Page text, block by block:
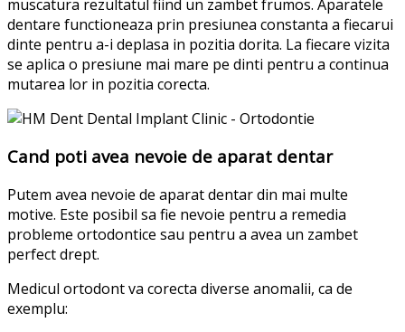
muscatura rezultatul fiind un zambet frumos. Aparatele
dentare functioneaza prin presiunea constanta a fiecarui
dinte pentru a-i deplasa in pozitia dorita. La fiecare vizita
se aplica o presiune mai mare pe dinti pentru a continua
mutarea lor in pozitia corecta.
Cand poti avea nevoie de aparat dentar
Putem avea nevoie de aparat dentar din mai multe
motive. Este posibil sa fie nevoie pentru a remedia
probleme ortodontice sau pentru a avea un zambet
perfect drept.
Medicul ortodont va corecta diverse anomalii, ca de
exemplu: